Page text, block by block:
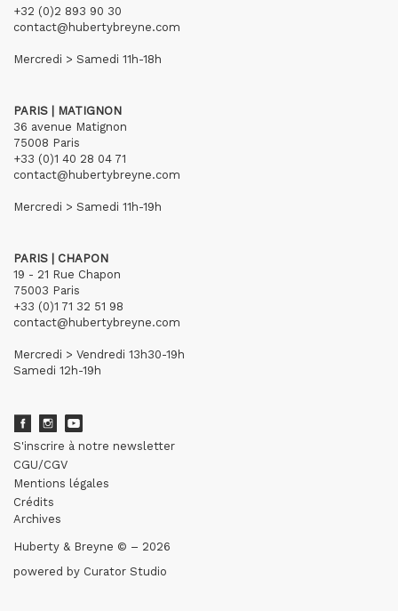
+32 (0)2 893 90 30
contact@hubertybreyne.com
Mercredi > Samedi 11h-18h
PARIS | MATIGNON
36 avenue Matignon
75008 Paris
+33 (0)1 40 28 04 71
contact@hubertybreyne.com
Mercredi > Samedi 11h-19h
PARIS | CHAPON
19 - 21 Rue Chapon
75003 Paris
+33 (0)1 71 32 51 98
contact@hubertybreyne.com
Mercredi > Vendredi 13h30-19h
Samedi 12h-19h
S'inscrire à notre newsletter
CGU/CGV
Mentions légales
Crédits
Archives
Huberty & Breyne © – 2026
powered by Curator Studio